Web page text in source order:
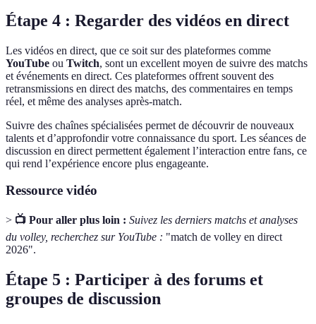
Étape 4 : Regarder des vidéos en direct
Les vidéos en direct, que ce soit sur des plateformes comme
YouTube ou Twitch, sont un excellent moyen de suivre des matchs
et événements en direct. Ces plateformes offrent souvent des
retransmissions en direct des matchs, des commentaires en temps
réel, et même des analyses après-match.
Suivre des chaînes spécialisées permet de découvrir de nouveaux
talents et d’approfondir votre connaissance du sport. Les séances de
discussion en direct permettent également l’interaction entre fans, ce
qui rend l’expérience encore plus engageante.
Ressource vidéo
> 📺 Pour aller plus loin : Suivez les derniers matchs et analyses
du volley, recherchez sur YouTube : "match de volley en direct
2026".
Étape 5 : Participer à des forums et
groupes de discussion